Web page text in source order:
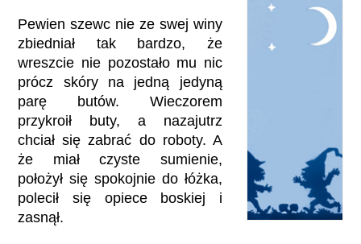
Pewien szewc nie ze swej winy
zbiedniał tak bardzo, że
wreszcie nie pozostało mu nic
prócz skóry na jedną jedyną
parę butów. Wieczorem
przykroił buty, a nazajutrz
chciał się zabrać do roboty. A
że miał czyste sumienie,
położył się spokojnie do łóżka,
polecił się opiece boskiej i
zasnął.